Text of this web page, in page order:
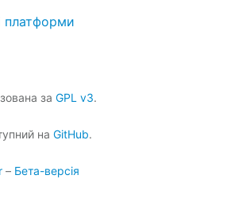
платформи
за GPL v3.
на GitHub.
– Бета-версія